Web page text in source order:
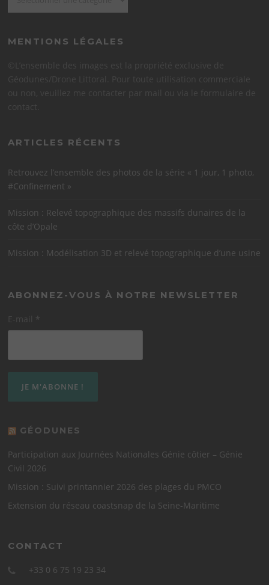
MENTIONS LÉGALES
©L’ensemble des images est la propriété exclusive de
Géodunes/Drone Littoral. Pour toute utilisation commerciale
ou non, veuillez me contacter par mail ou via le formulaire de
contact.
ARTICLES RÉCENTS
Retrouvez l’ensemble des photos de la série « 1 jour, 1 photo,
#Confinement »
Mission : Relevé topographique des massifs dunaires de la
côte d’Opale
Mission : Modélisation 3D et relevé topographique d’une usine
ABONNEZ-VOUS À NOTRE NEWSLETTER
E-mail *
GÉODUNES
Participation aux Journées Nationales Génie côtier – Génie
Civil 2026
Mission : Suivi printannier 2026 des plages du PMCO
Extension du réseau coastsnap de la Seine-Maritime
CONTACT
+33 0 6 75 19 23 34